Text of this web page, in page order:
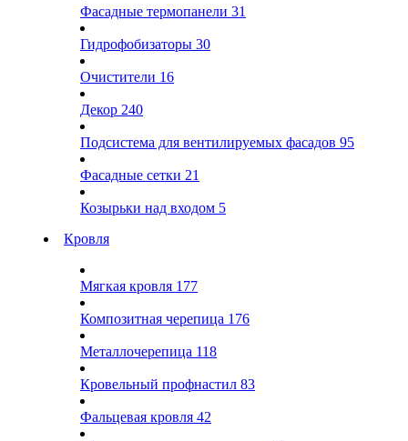
Фасадные термопанели 31
Гидрофобизаторы 30
Очистители 16
Декор 240
Подсистема для вентилируемых фасадов 95
Фасадные сетки 21
Козырьки над входом 5
Кровля
Мягкая кровля 177
Композитная черепица 176
Металлочерепица 118
Кровельный профнастил 83
Фальцевая кровля 42